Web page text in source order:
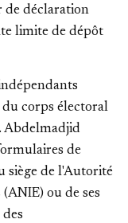
de déclaration
limite de dépôt
du corps électoral
Abdelmadjid
de
siège de l'Autorité
ou de ses